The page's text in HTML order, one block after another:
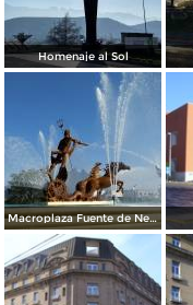
Homenaje al Sol
Macroplaza Fuente de Neptuno